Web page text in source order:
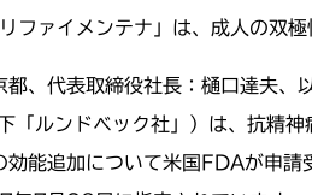
ファイメンテナ」は、成人の双
都、代表取締役社長：樋口達夫
「ルンドベック社」）は、抗精
能追加について米国FDAが申請